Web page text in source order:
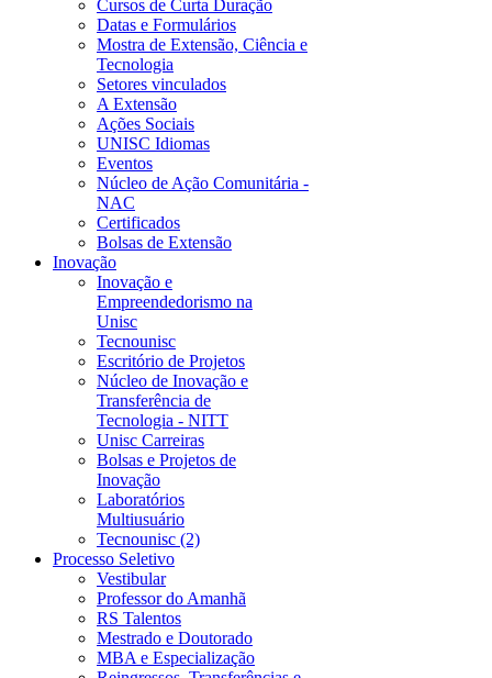
Cursos de Curta Duração
Datas e Formulários
Mostra de Extensão, Ciência e
Tecnologia
Setores vinculados
A Extensão
Ações Sociais
UNISC Idiomas
Eventos
Núcleo de Ação Comunitária -
NAC
Certificados
Bolsas de Extensão
Inovação
Inovação e
Empreendedorismo na
Unisc
Tecnounisc
Escritório de Projetos
Núcleo de Inovação e
Transferência de
Tecnologia - NITT
Unisc Carreiras
Bolsas e Projetos de
Inovação
Laboratórios
Multiusuário
Tecnounisc (2)
Processo Seletivo
Vestibular
Professor do Amanhã
RS Talentos
Mestrado e Doutorado
MBA e Especialização